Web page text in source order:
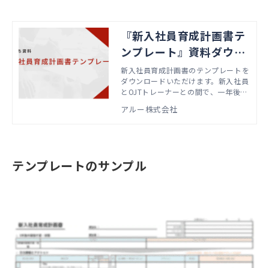
『新入社員育成計画書テ
ンプレート』資料ダウン
ロード
新入社員育成計画書のテンプレートを
ダウンロードいただけます。新入社員
とOJTトレーナーとの間で、一年後の
る際にお使いいただけます。
アルー株式会社
テンプレートのサンプル